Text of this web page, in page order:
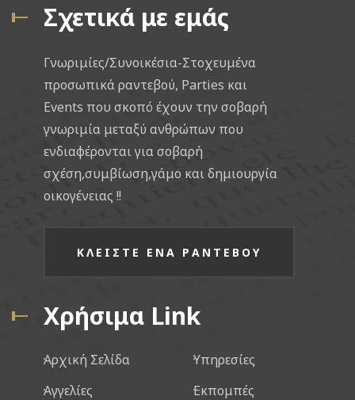
Σχετικά με εμάς
Γνωριμίες/Συνοικέσια-Στοχευμένα
προσωπικά ραντεβού, Parties και
Events που σκοπό έχουν την σοβαρή
γνωριμία μεταξύ ανθρώπων που
ενδιαφέρονται για σοβαρή
σχέση,συμβίωση,γάμο και δημιουργία
οικογένειας !!
ΚΛΕΙΣΤΕ ΕΝΑ ΡΑΝΤΕΒΟΥ
Χρήσιμα Link
Αρχική Σελίδα
Υπηρεσίες
Αγγελίες
Εκπομπές